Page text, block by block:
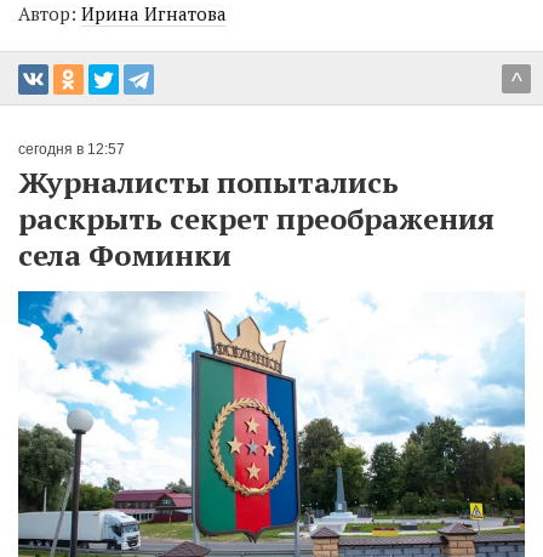
Автор: Ирина Игнатова
^
сегодня в 12:57
Журналисты попытались
раскрыть секрет преображения
села Фоминки